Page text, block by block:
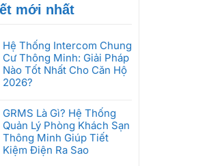
mới nhất
Hệ Thống Intercom Chung
Cư Thông Minh: Giải Pháp
Nào Tốt Nhất Cho Căn Hộ
2026?
có
bình
luận
ở
Hệ
GRMS Là Gì? Hệ Thống
Quản Lý Phòng Khách Sạn
Thông Minh Giúp Tiết
Kiệm Điện Ra Sao